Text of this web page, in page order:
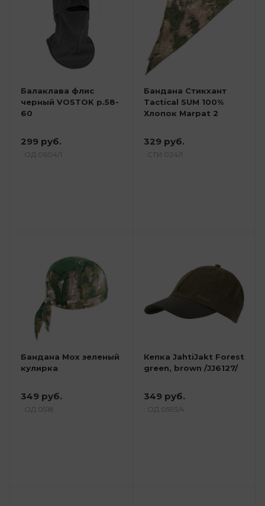
Балаклава флис
черный VOSTOK р.58-
60
299 руб.
: ОД 0604/1
Бандана Стикхант
Tactical SUM 100%
Хлопок Marpat 2
329 руб.
: СТИ 024/1
Бандана Мох зеленый
кулирка
349 руб.
: ОД 0518
Кепка JahtiJakt Forest
green, brown /JJ6127/
349 руб.
: ОД 0593/4